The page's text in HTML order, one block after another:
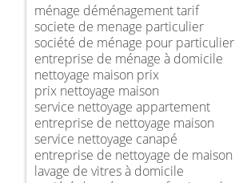
ménage déménagement tarif
societe de menage particulier
société de ménage pour particulier
entreprise de ménage à domicile
nettoyage maison prix
prix nettoyage maison
service nettoyage appartement
entreprise de nettoyage maison
service nettoyage canapé
entreprise de nettoyage de maison
lavage de vitres à domicile